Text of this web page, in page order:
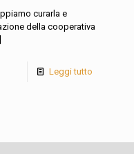
curarla e
della cooperativa
Leggi tutto